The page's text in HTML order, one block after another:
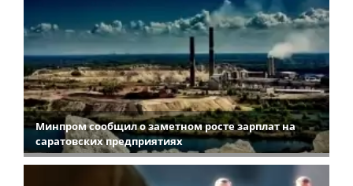
Минпром сообщил о заметном росте зарплат на
саратовских предприятиях